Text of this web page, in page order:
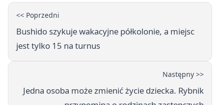
<< Poprzedni
Bushido szykuje wakacyjne półkolonie, a miejsc
jest tylko 15 na turnus
Następny >>
Jedna osoba może zmienić życie dziecka. Rybnik